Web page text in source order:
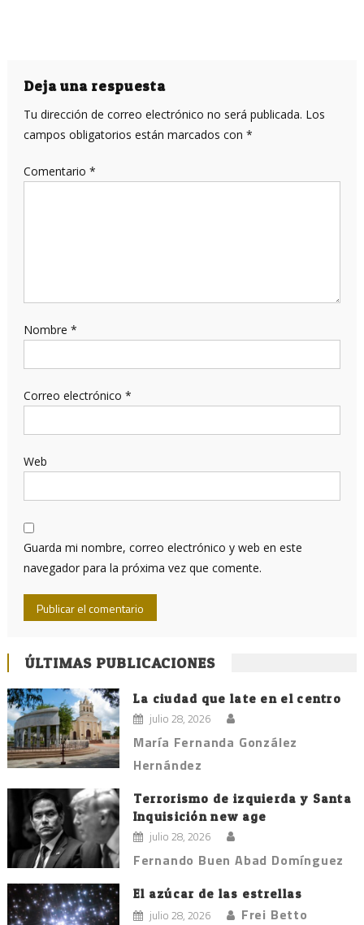
Deja una respuesta
Tu dirección de correo electrónico no será publicada. Los
campos obligatorios están marcados con *
Comentario *
Nombre *
Correo electrónico *
Web
Guarda mi nombre, correo electrónico y web en este
navegador para la próxima vez que comente.
ÚLTIMAS PUBLICACIONES
La ciudad que late en el centro
julio 28, 2026
María Fernanda González
Hernández
Terrorismo de izquierda y Santa
Inquisición new age
julio 28, 2026
Fernando Buen Abad Domínguez
El azúcar de las estrellas
julio 28, 2026 Frei Betto